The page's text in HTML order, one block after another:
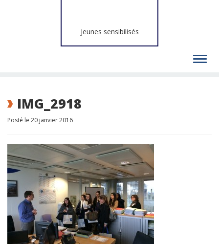
Jeunes sensibilisés
IMG_2918
Posté le 20 janvier 2016